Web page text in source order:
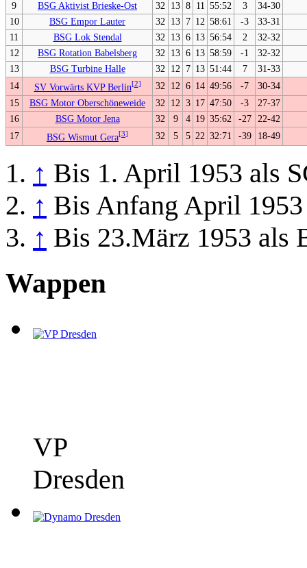
9
BSG Aktivist Brieske-Ost 32 13 8 11 55:52 3
34-30
10
BSG Empor Lauter 32 13 7 12 58:61 -3
33-31
11
BSG Lok Stendal 32 13 6 13 56:54 2
32-32
12
BSG Rotation Babelsberg 32 13 6 13 58:59 -1
32-32
13
BSG Turbine Halle 32 12 7 13 51:44 7
31-33
14
SV Vorwärts KVP Berlin[2] 32 12 6 14 49:56 -7
30-34
15
BSG Motor Oberschöneweide 32 12 3 17 47:50 -3
27-37
16
BSG Motor Jena 32 9 4 19 35:62 -27
22-42
17
BSG Wismut Gera[3] 32 5 5 22 32:71 -39 18-49
↑ Bis 1. April 1953 als
↑ Bis Anfang April
↑ Bis 23.März 1953 als
Wappen
VP
Dresden